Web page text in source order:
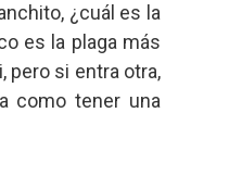
¿cuál es la
es la plaga más
pero si entra otra,
como tener una